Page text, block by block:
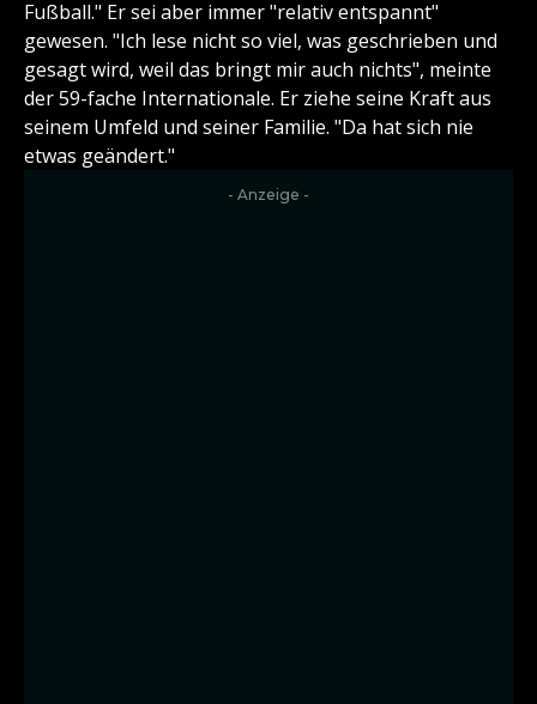
Fußball." Er sei aber immer "relativ entspannt"
gewesen. "Ich lese nicht so viel, was geschrieben und
gesagt wird, weil das bringt mir auch nichts", meinte
der 59-fache Internationale. Er ziehe seine Kraft aus
seinem Umfeld und seiner Familie. "Da hat sich nie
etwas geändert."
- Anzeige -